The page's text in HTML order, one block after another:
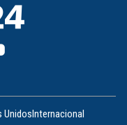
UnidosInternacional